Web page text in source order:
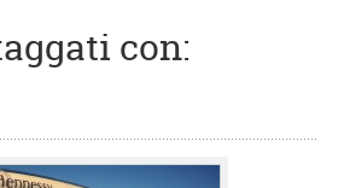
con: